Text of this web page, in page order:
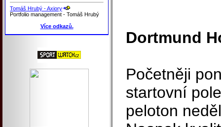
Tomáš Hrubý - Axiory
Portfolio management - Tomáš Hrubý
Více odkazů.
Dortmund
Početněji
startovní
peloton